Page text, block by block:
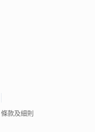
條款及細則